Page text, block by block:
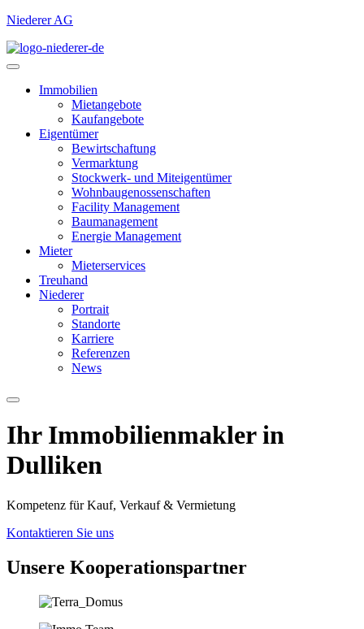
Niederer AG
Immobilien
Mietangebote
Kaufangebote
Eigentümer
Bewirtschaftung
Vermarktung
Stockwerk- und Miteigentümer
Wohnbaugenossenschaften
Facility Management
Baumanagement
Energie Management
Mieter
Mieterservices
Treuhand
Niederer
Portrait
Standorte
Karriere
Referenzen
News
Ihr Immobilien­­­makler in
Dulliken
Kompetenz für Kauf, Verkauf & Vermietung
Kontaktieren Sie uns
Unsere Koopera­tions­partner